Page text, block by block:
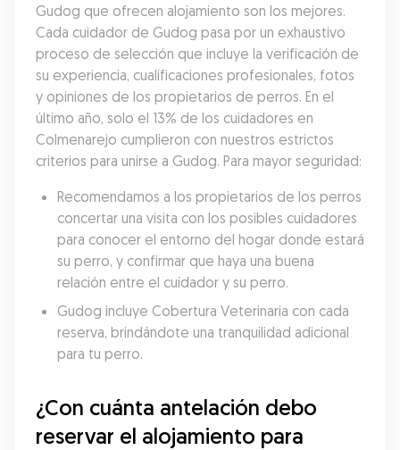
Gudog que ofrecen alojamiento son los mejores.
Cada cuidador de Gudog pasa por un exhaustivo
proceso de selección que incluye la verificación de
su experiencia, cualificaciones profesionales, fotos
y opiniones de los propietarios de perros. En el
último año, solo el 13% de los cuidadores en
Colmenarejo cumplieron con nuestros estrictos
criterios para unirse a Gudog. Para mayor seguridad:
Recomendamos a los propietarios de los perros
concertar una visita con los posibles cuidadores
para conocer el entorno del hogar donde estará
su perro, y confirmar que haya una buena
relación entre el cuidador y su perro.
Gudog incluye Cobertura Veterinaria con cada
reserva, brindándote una tranquilidad adicional
para tu perro.
¿Con cuánta antelación debo
reservar el alojamiento para